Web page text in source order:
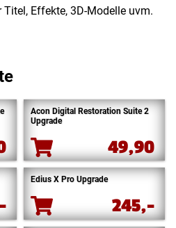
Effekte, 3D-Modelle uvm.
Acon Digital Restoration Suite 2
Upgrade
49,90
Edius X Pro Upgrade
245,-